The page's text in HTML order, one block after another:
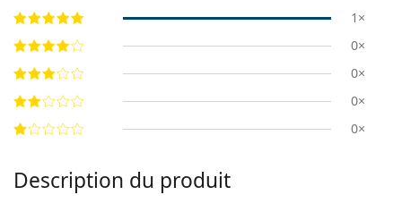
1×
0×
0×
0×
0×
Description du produit